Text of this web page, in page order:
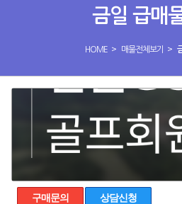
금일 급매
HOME > 매물전체보기 >
구매문의 상담신청